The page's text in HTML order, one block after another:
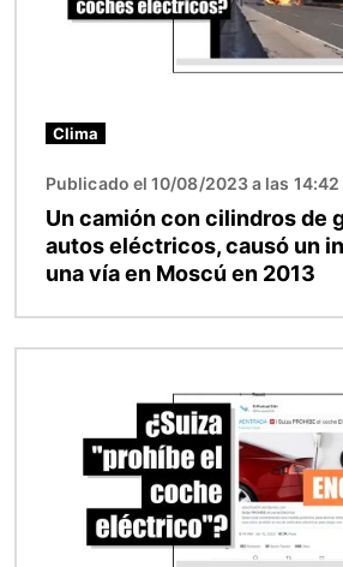
Clima
Publicado el 10/08/2023 a las 14:42
Un camión con cilindros de
autos eléctricos, causó un
una vía en Moscú en 2013